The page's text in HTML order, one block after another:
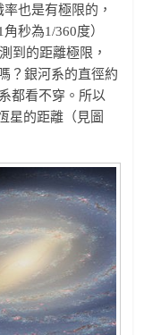
也是有極限的，
秒為1/360度）
到的距離極限，
？銀河系的直徑約
都看不穿。所以
星的距離（見圖